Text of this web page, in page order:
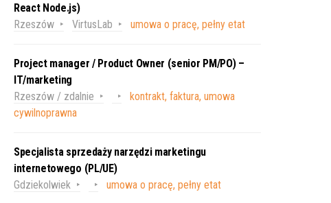
React Node.js)
Rzeszów
VirtusLab umowa o pracę, pełny etat
Project manager / Product Owner (senior PM/PO) –
IT/marketing
Rzeszów / zdalnie
kontrakt, faktura, umowa
cywilnoprawna
Specjalista sprzedaży narzędzi marketingu
internetowego (PL/UE)
Gdziekolwiek
umowa o pracę, pełny etat